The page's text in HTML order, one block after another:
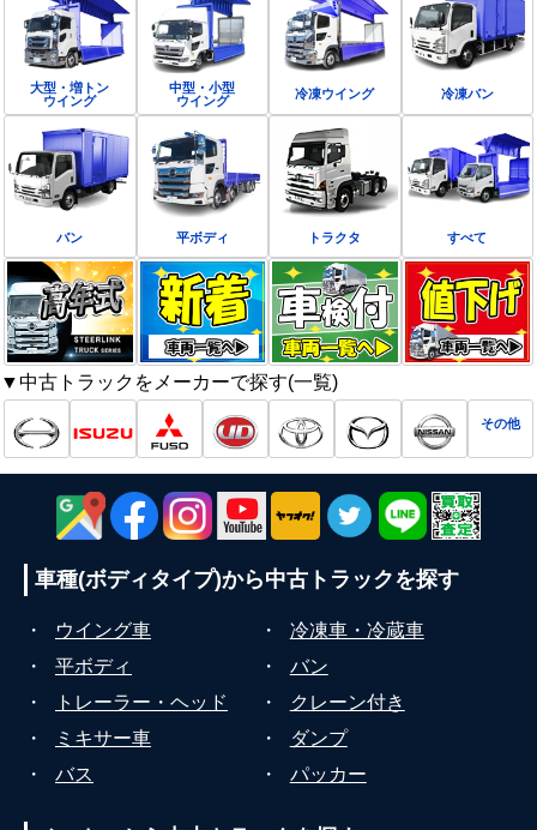
大型・増トン
ウイング
中型・小型
ウイング
冷凍ウイング 冷凍バン
バン 平ボディ トラクタ すべて
▼中古トラックをメーカーで探す(一覧)
その他
車種(ボディタイプ)から中古トラックを探す
・ ウイング車 ・
冷凍車・冷蔵車
・
平ボディ ・
バン
・
トレーラー・ヘッド ・
クレーン付き
・
ミキサー車 ・
ダンプ
・
バス ・ パッカー